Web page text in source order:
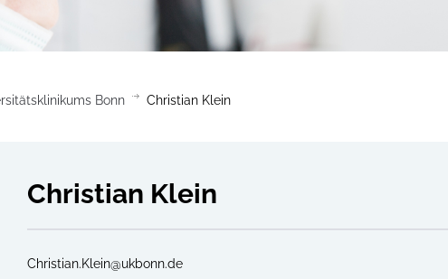
Bonn Christian Klein
Christian Klein
Christian.Klein@ukbonn.de